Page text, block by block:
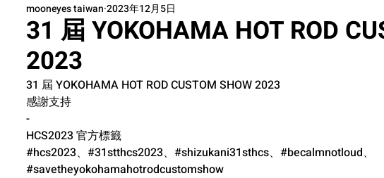
31 屆 YOKOHAMA HOT ROD
2023
mooneyes taiwan 2023年12月5日
31 屆 YOKOHAMA HOT ROD CUSTOM SHOW 2023
感謝支持
-
HCS2023 官方標籤
#hcs2023、 #31stthcs2023、 #shizukani31sthcs、 #becalmnotloud、
#savetheyokohamahotrodcustomshow